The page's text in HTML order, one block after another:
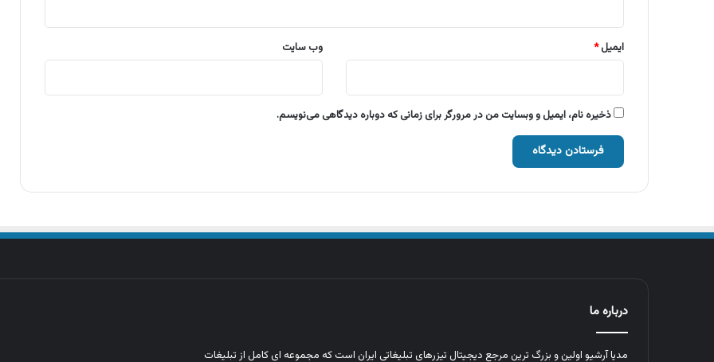
ایمیل* وب‌ سایت
ذخیره نام، ایمیل و وبسایت من در مرورگر برای زمانی که دوباره دیدگاهی می‌نویسم.
درباره ما
مدیا آرشیو اولین و بزرگ‌ ترین مرجع دیجیتال تیزرهای تبلیغاتی ایران است که مجموعه‌ ای کامل از تبلیغات